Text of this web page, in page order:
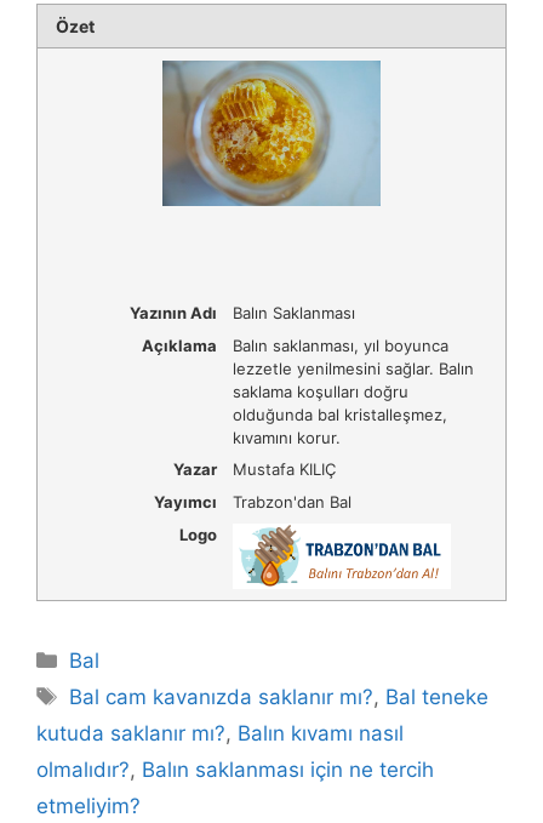
Özet
Yazının Adı
Balın Saklanması
Açıklama
Balın saklanması, yıl boyunca
lezzetle yenilmesini sağlar. Balın
saklama koşulları doğru
olduğunda bal kristalleşmez,
kıvamını korur.
Yazar
Mustafa KILIÇ
Yayımcı
Trabzon'dan Bal
Logo
Kategoriler
Bal
Etiketler
Bal cam kavanızda saklanır mı?, Bal teneke
kutuda saklanır mı?, Balın kıvamı nasıl
olmalıdır?, Balın saklanması için ne tercih
etmeliyim?